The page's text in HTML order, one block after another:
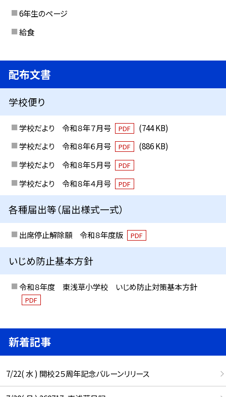
6年生のページ
給食
配布文書
学校便り
学校だより 令和８年７月号 PDF
(744 KB)
学校だより 令和８年６月号
PDF
(886 KB)
学校だより 令和８年５月号
PDF
学校だより 令和８年４月号 PDF
各種届出等（届出様式一式）
出席停止解除願 令和８年度版 PDF
いじめ防止基本方針
令和８年度 東浅草小学校 いじめ防止対策基本方針
PDF
新着記事
7/22( 水 ) 開校２５周年記念バルーンリリース